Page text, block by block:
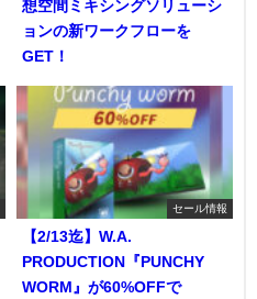
想空間ミキシングソリューシ
ョンの新ワークフローを
GET！
セール情報
【2/13迄】W.A.
PRODUCTION『PUNCHY
WORM』が60%OFFで